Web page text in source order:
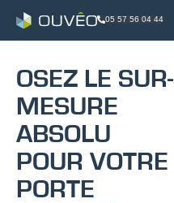
05 57 56 04 44
OSEZ LE SUR-
MESURE
ABSOLU
POUR VOTRE
PORTE